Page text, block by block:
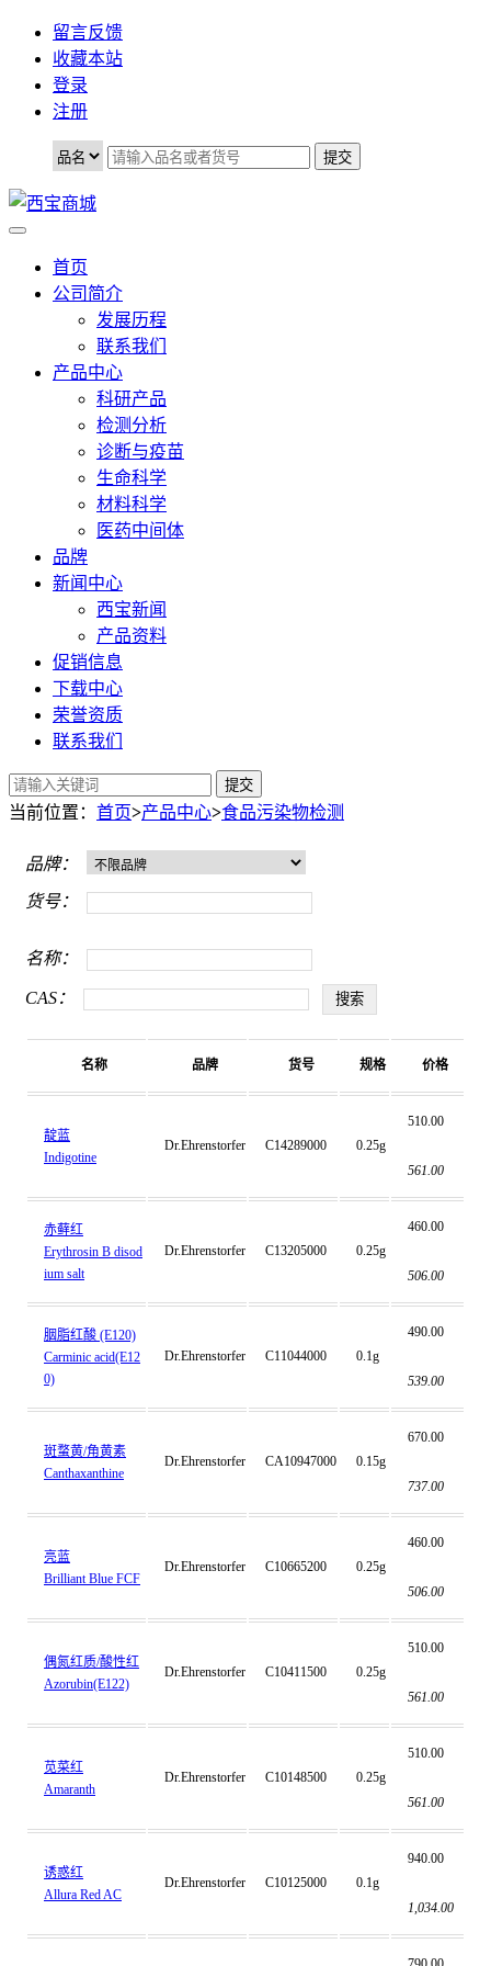
留言反馈
收藏本站
登录
注册
首页
公司简介
发展历程
联系我们
产品中心
科研产品
检测分析
诊断与疫苗
生命科学
材料科学
医药中间体
品牌
新闻中心
西宝新闻
产品资料
促销信息
下载中心
荣誉资质
联系我们
提交
当前位置： 首页>产品中心>食品污染物检测
品牌：
货号：
名称：
CAS：
名称 品牌 货号 规格 价格
靛蓝
Indigotine
Dr.Ehrenstorfer C14289000 0.25g
510.00
561.00
赤藓红
Erythrosin B disod
ium salt
Dr.Ehrenstorfer C13205000 0.25g
460.00
506.00
胭脂红酸 (E120)
Carminic acid(E12
0)
Dr.Ehrenstorfer C11044000 0.1g
490.00
539.00
斑蝥黄/角黄素
Canthaxanthine
Dr.Ehrenstorfer CA10947000 0.15g
670.00
737.00
亮蓝
Brilliant Blue FCF
Dr.Ehrenstorfer C10665200 0.25g
460.00
506.00
偶氮红质/酸性红
Azorubin(E122)
Dr.Ehrenstorfer C10411500 0.25g
510.00
561.00
苋菜红
Amaranth
Dr.Ehrenstorfer C10148500 0.25g
510.00
561.00
诱惑红
Allura Red AC
Dr.Ehrenstorfer C10125000 0.1g
940.00
1,034.00